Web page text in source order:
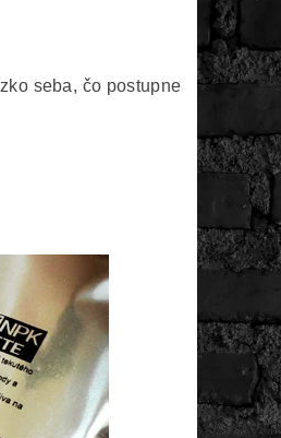
seba, čo postupne